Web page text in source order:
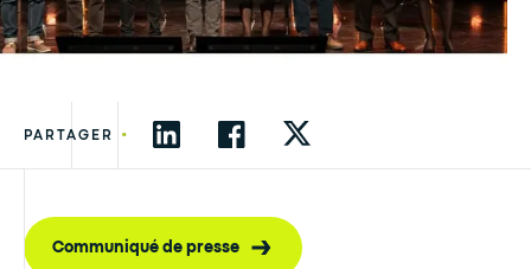
PARTAGER •
Communiqué de presse